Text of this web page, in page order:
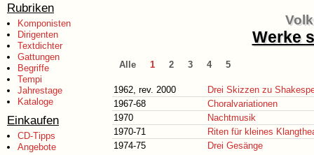
Rubriken
Komponisten
Dirigenten
Textdichter
Gattungen
Begriffe
Tempi
Jahrestage
Kataloge
Einkaufen
CD-Tipps
Angebote
Werke
Alle 1 2 3 4 5
1962, rev. 2000
Drei Skizzen zu
1967-68
Choralvariationen
1970
Nachtmusik
1970-71
Riten für kleines
1974-75
Drei Gesänge